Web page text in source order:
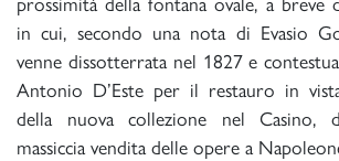
in cui, secondo una nota di Evasio
venne dissotterrata nel 1827 e
Antonio D’Este per il restauro in
della nuova collezione nel Casino,
massiccia vendita delle opere a